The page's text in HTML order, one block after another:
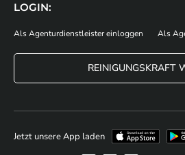
LOGIN:
Als Agenturdienstleister einloggen Als
REINIGUNGSKRAFT
Jetzt unsere App laden